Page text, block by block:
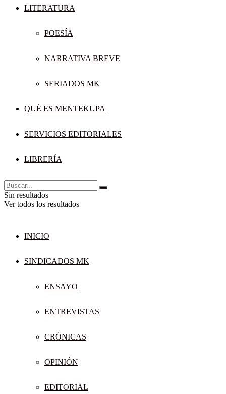
LITERATURA
POESÍA
NARRATIVA BREVE
SERIADOS MK
QUÉ ES MENTEKUPA
SERVICIOS EDITORIALES
LIBRERÍA
Sin resultados
Ver todos los resultados
INICIO
SINDICADOS MK
ENSAYO
ENTREVISTAS
CRÓNICAS
OPINIÓN
EDITORIAL